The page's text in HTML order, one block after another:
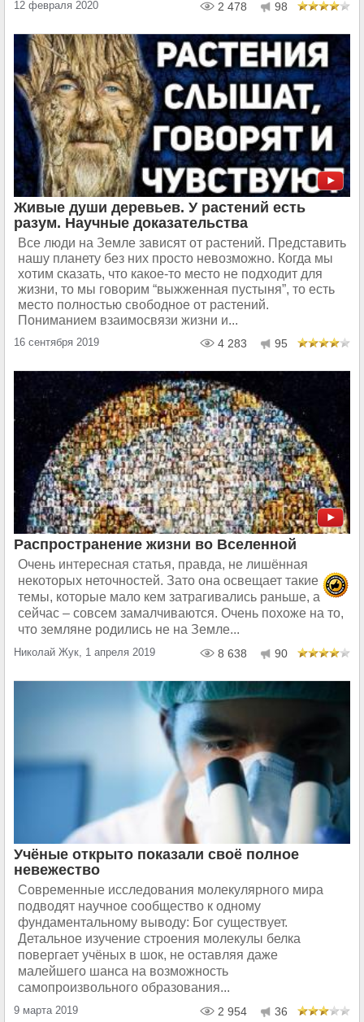
12 февраля 2020 2 478 98
Живые души деревьев. У растений есть
разум. Научные доказательства
Все люди на Земле зависят от растений. Представить
нашу планету без них просто невозможно. Когда мы
хотим сказать, что какое-то место не подходит для
жизни, то мы говорим “выжженная пустыня”, то есть
место полностью свободное от растений.
Пониманием взаимосвязи жизни и...
16 сентября 2019 4 283 95
Распространение жизни во Вселенной
Очень интересная статья, правда, не лишённая
некоторых неточностей. Зато она освещает такие
темы, которые мало кем затрагивались раньше, а
сейчас – совсем замалчиваются. Очень похоже на то,
что земляне родились не на Земле...
Николай Жук, 1 апреля 2019 8 638 90
Учёные открыто показали своё полное
невежество
Современные исследования молекулярного мира
подводят научное сообщество к одному
фундаментальному выводу: Бог существует.
Детальное изучение строения молекулы белка
повергает учёных в шок, не оставляя даже
малейшего шанса на возможность
самопроизвольного образования...
9 марта 2019 2 954 36